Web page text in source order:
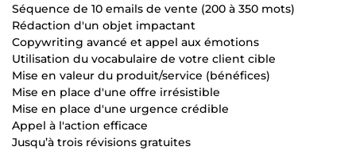
Séquence de 10 emails de vente (200 à 350 mots)
Rédaction d'un objet impactant
Copywriting avancé et appel aux émotions
Utilisation du vocabulaire de votre client cible
Mise en valeur du produit/service (bénéfices)
Mise en place d'une offre irrésistible
Mise en place d'une urgence crédible
Appel à l'action efficace
Jusqu’à trois révisions gratuites